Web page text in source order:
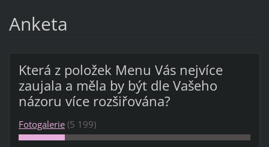
Anketa
Která z položek Menu Vás nejvíce
zaujala a měla by být dle Vašeho
názoru více rozšiřována?
Fotogalerie (5 199)